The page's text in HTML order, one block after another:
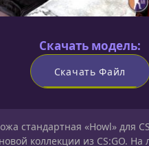
Скачать модель:
Скачать Файл
cтандартная «Howl» для
коллекции из CS:GO. На